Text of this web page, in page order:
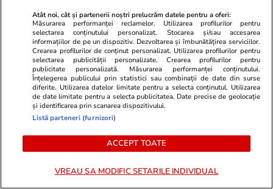
Horoscop
Horoscop 26 iulie 2026. Racii
relația cu superiorii, poate și pe
Proiect
autostrada
Atât noi, cât și partenerii noștri prelucrăm datele pentru a oferi:
Măsurarea performanței reclamelor. Utilizarea profilurilor pentru
selectarea conținutului personalizat. Stocarea și/sau accesarea
informațiilor de pe un dispozitiv. Dezvoltarea și îmbunătățirea serviciilor.
Crearea profilurilor de conținut personalizat. Utilizarea profilurilor pentru
selectarea publicității personalizate. Crearea profilurilor pentru
publicitate personalizată. Măsurarea performanței conținutului.
Înțelegerea publicului prin statistici sau combinații de date din surse
diferite. Utilizarea datelor limitate pentru a selecta conținutul. Utilizarea
de date limitate pentru a selecta publicitatea. Date precise de geolocație
și identificarea prin scanarea dispozitivului.
Listă parteneri (furnizori)
ACCEPT TOATE
VREAU SA MODIFIC SETARILE INDIVIDUAL